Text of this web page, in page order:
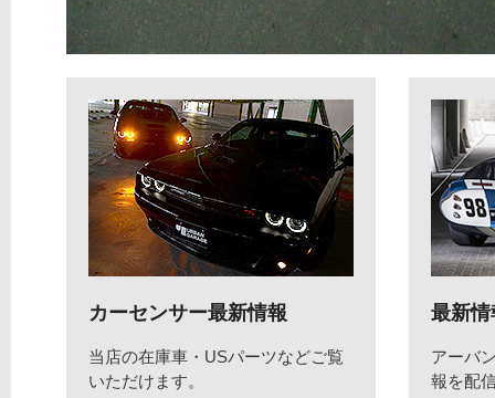
カーセンサー最新情報
当店の在庫車・USパーツなどご覧
いただけます。
最新情
アーバ
報を配